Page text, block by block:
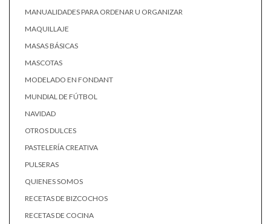
MANUALIDADES PARA ORDENAR U ORGANIZAR
MAQUILLAJE
MASAS BÁSICAS
MASCOTAS
MODELADO EN FONDANT
MUNDIAL DE FÚTBOL
NAVIDAD
OTROS DULCES
PASTELERÍA CREATIVA
PULSERAS
QUIENES SOMOS
RECETAS DE BIZCOCHOS
RECETAS DE COCINA